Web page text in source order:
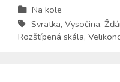
Na kole
Svratka, Vysočina,
Rozštípená skála,